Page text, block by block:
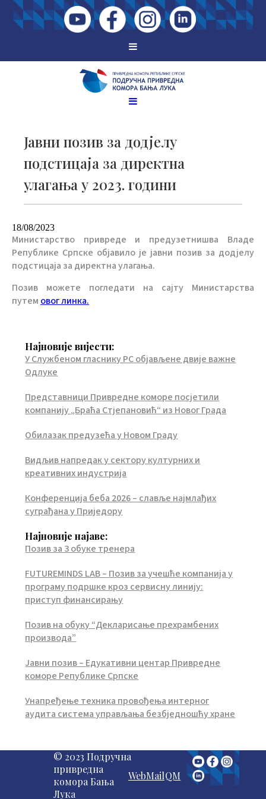
Јавни позив за додјелу
подстицаја за директна
улагања у 2023. години
18/08/2023
Министарство привреде и предузетнишва Владе
Републике Српске објавило је јавни позив за додјелу
подстицаја за директна улагања.
Позив можете погледати на сајту Министарства
путем овог линка.
Најновије вијести:
У Службеном гласнику РС објављене двије важне
Одлуке
Представници Привредне коморе посјетили
компанију „Браћа Стјепановић“ из Новог Града
Обилазак предузећа у Новом Граду
Видљив напредак у сектору културних и
креативних индустрија
Конференција беба 2026 – славље најмлађих
суграђана у Приједору
Најновије најаве:
Позив за 3 обуке тренера
FUTUREMINDS LAB – Позив за учешће компанија у
програму подршке кроз сервисну линију:
приступ финансирању
Позив на обуку “Декларисање прехрамбених
производа”
Јавни позив – Едукативни центар Привредне
коморе Републике Српске
Унапређење техника провођења интерног
аудита система управљања безбједношћу хране
© 2023 Подручна
привредна
комора Бања
Лука
WebMailQM